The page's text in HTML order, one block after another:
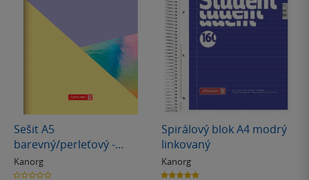
Sešit A5
barevný/perleťový -
tečkovaný (90g/m)
Kanorg
0.0
Spirálový blok A4 modrý
linkovaný
Kanorg
5.0